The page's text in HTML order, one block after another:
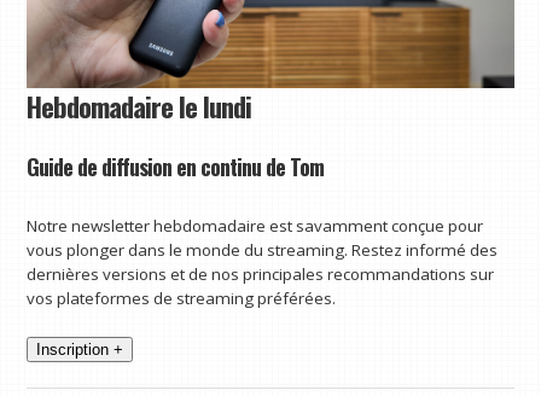
Hebdomadaire le lundi
Guide de diffusion en continu de Tom
Notre newsletter hebdomadaire est savamment conçue pour
vous plonger dans le monde du streaming. Restez informé des
dernières versions et de nos principales recommandations sur
vos plateformes de streaming préférées.
Inscription +